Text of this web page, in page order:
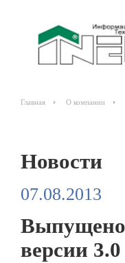
Главная О компании
Новости
07.08.2013
Выпущено
версии